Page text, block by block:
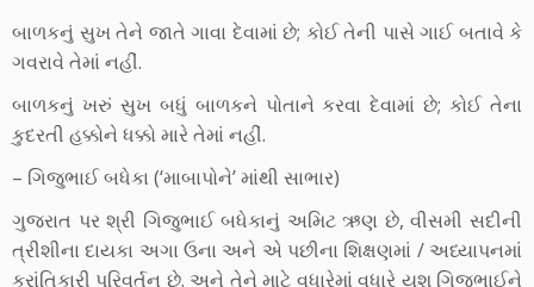
બાળકનું સુખ તેને જાતે ગાવા દેવામાં છે; કોઈ તેની પાસે ગાઈ બતાવે કે
ગવરાવે તેમાં નહીં.
બાળકનું ખરું સુખ બધું બાળકને પોતાને કરવા દેવામાં છે; કોઈ તેના
કુદરતી હક્કોને ધક્કો મારે તેમાં નહીં.
– ગિજુભાઈ બધેકા (‘માબાપોને’ માંથી સાભાર)
ગુજરાત પર શ્રી ગિજુભાઈ બધેકાનું અમિટ ઋણ છે, વીસમી સદીની
ત્રીશીના દાયકા અગા ઉના અને એ પછીના શિક્ષણમાં / અધ્યાપનમાં
ક્રાંતિકારી પરિવર્તન છે. અને તેને માટે વધારેમાં વધારે યશ ગિજુભાઈને